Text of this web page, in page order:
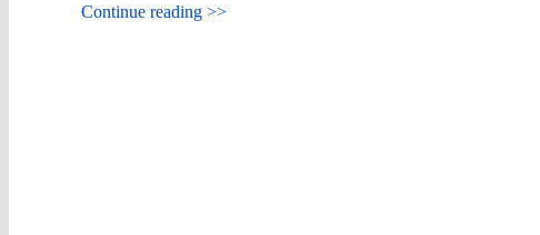
Continue reading >>